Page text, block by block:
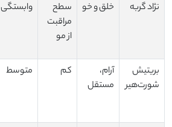
نژاد گربه خلق و خو
سطح
مراقبت
از مو
وابستگی
بریتیش
شورت‌هیر
آرام،
مستقل
کم متوسط